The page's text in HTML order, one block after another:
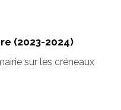
(2023-2024)
sur les créneaux